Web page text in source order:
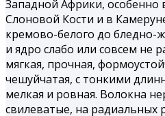
Западной Африки, особенно
Слоновой Кости и в
кремово-белого до бледно-
и ядро слабо или совсем не
мягкая, прочная,
чешуйчатая, с тонкими
мелкая и ровная. Волокна
свилеватые, на радиальных